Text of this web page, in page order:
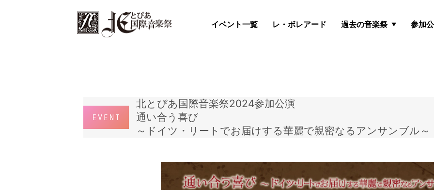
イベント一覧 レ・ボレアード 過去の音楽祭 参加
北とぴあ国際音楽祭2024参加公演
通い合う喜び
～ドイツ・リートでお届けする華麗で親密なるアンサンブル～